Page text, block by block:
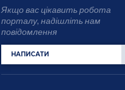
Якщо вас цікавить робота
порталу, надішліть нам
повідомлення
НАПИСАТИ